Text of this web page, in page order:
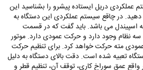
عملکردی دریل ایستاده پیشرو را بشناسید این
در چاقع سیستم عملکردی این دستگاه به
می باشد. باید گفت که در قسمت
سه نظام وجود دارد و حرکت عمودی دارد. موتور
مته حرکت خواهد کرد. برای تنظیم حرکت
تعبیه شده است. دقت بالای دستگاه به دلیل
عمق سوراخ کاری، توقف آن، تنظیم قطر و